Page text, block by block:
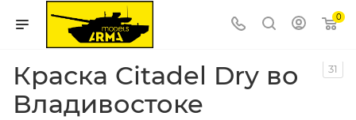
0
Краска Citadel Dry во
Владивостоке
31